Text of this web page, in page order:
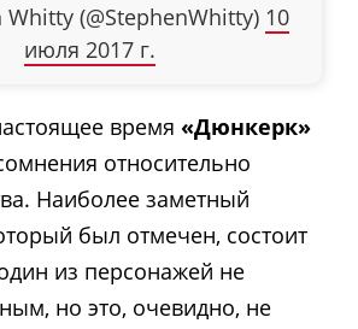
(@StephenWhitty) 10
июля 2017 г.
время «Дюнкерк»
относительно
Наиболее заметный
был отмечен, состоит
из персонажей не
но это, очевидно, не